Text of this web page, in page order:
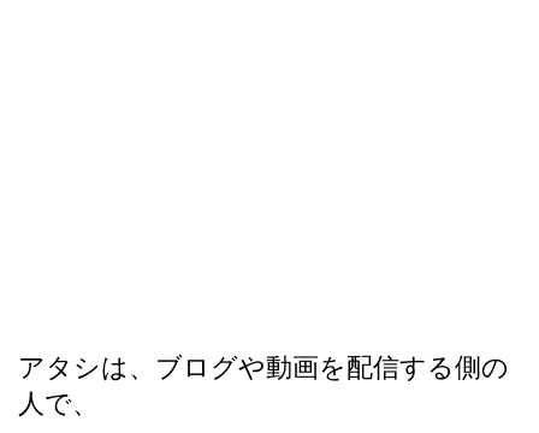
アタシは、ブログや動画を配信する側の
人で、